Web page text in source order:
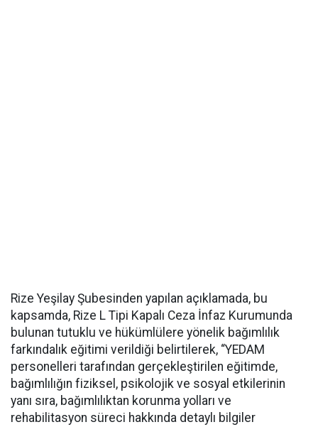
Rize Yeşilay Şubesinden yapılan açıklamada, bu
kapsamda, Rize L Tipi Kapalı Ceza İnfaz Kurumunda
bulunan tutuklu ve hükümlülere yönelik bağımlılık
farkındalık eğitimi verildiği belirtilerek, “YEDAM
personelleri tarafından gerçekleştirilen eğitimde,
bağımlılığın fiziksel, psikolojik ve sosyal etkilerinin
yanı sıra, bağımlılıktan korunma yolları ve
rehabilitasyon süreci hakkında detaylı bilgiler